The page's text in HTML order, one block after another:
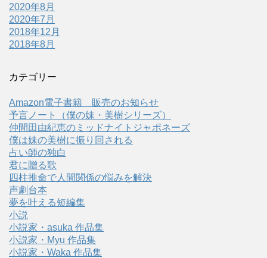
2020年8月
2020年7月
2018年12月
2018年8月
カテゴリー
Amazon電子書籍 販売のお知らせ
予言ノート（僕の妹・美樹シリーズ）
仲間田由紀恵のミッドナイトジャポネーズ
僕は妹の美樹に振り回される
占い師の独白
君に贈る歌
四柱推命で人間関係の悩みを解決
声劇台本
夢を叶える短編集
小説
小説家・asuka 作品集
小説家・Myu 作品集
小説家・Waka 作品集